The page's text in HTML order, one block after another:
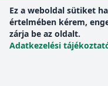
Ez a weboldal sütiket
értelmében kérem,
zárja be az oldalt.
Adatkezelési